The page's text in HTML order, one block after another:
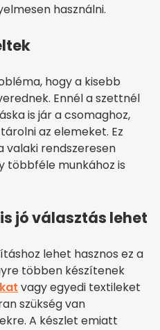
használni.
hogy a kisebb
Ennél a szettnél
is jár a csomaghoz,
az elemeket. Ez
valaki rendszeresen
többféle munkához is
jó választás lehet
lehet hasznos ez a
többen készítenek
vagy egyedi textileket
szükség van
A készlet emiatt